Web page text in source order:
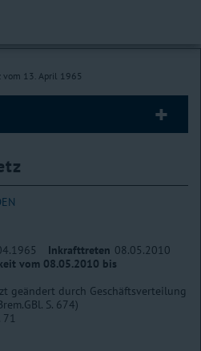
vom 13. April 1965
Inkrafttreten 08.05.2010
vom 08.05.2010 bis
geändert durch Geschäftsverteilung
S. 674)
71